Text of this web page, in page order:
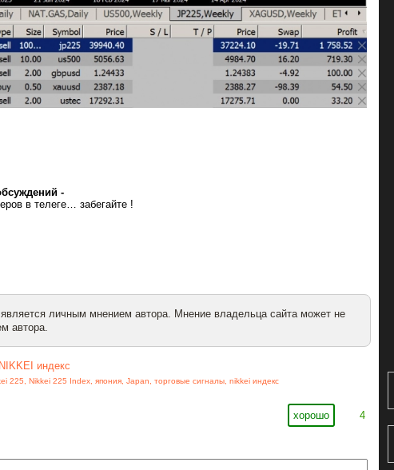
-
в телеге… забегайте !
личным мнением автора. Мнение владельца сайта может не
автора.
индекс
225 Nikkei 225 Index япония Japan торговые сигналы nikkei индекс
хорошо 4